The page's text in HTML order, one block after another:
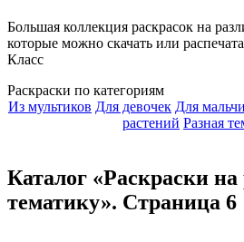
Большая коллекция раскрасок на
которые можно скачать или
Класс
Раскраски по категориям
Из мультиков Для девочек Для
растений Разная
Каталог «Раскраски
тематику». Страница 6